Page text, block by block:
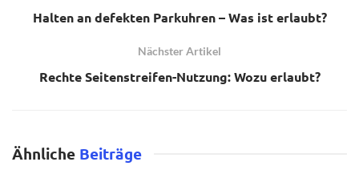
Halten an defekten Parkuhren – Was ist erlaubt?
Nächster Artikel
Rechte Seitenstreifen-Nutzung: Wozu erlaubt?
Ähnliche Beiträge